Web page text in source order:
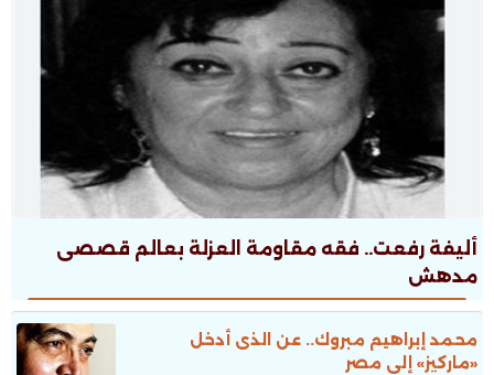
أليفة رفعت.. فقه مقاومة العزلة بعالم قصصى
مدهش
محمد إبراهيم مبروك.. عن الذى أدخل
«ماركيز» إلى مصر